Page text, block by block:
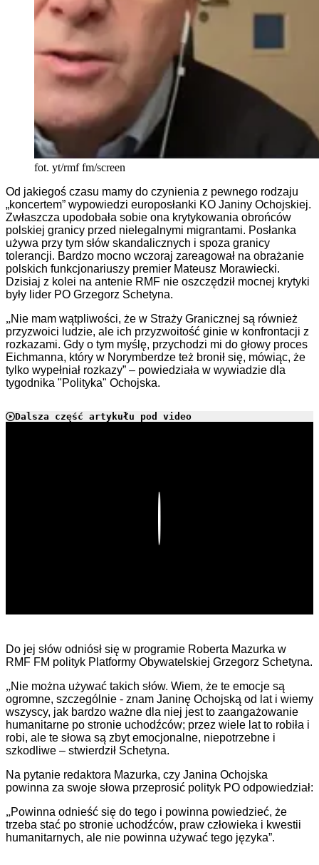
fot. yt/rmf fm/screen
Od jakiegoś czasu mamy do czynienia z pewnego rodzaju
„koncertem” wypowiedzi europosłanki KO Janiny Ochojskiej.
Zwłaszcza upodobała sobie ona krytykowania obrońców
polskiej granicy przed nielegalnymi migrantami. Posłanka
używa przy tym słów skandalicznych i spoza granicy
tolerancji. Bardzo mocno wczoraj zareagował na obrażanie
polskich funkcjonariuszy premier Mateusz Morawiecki.
Dzisiaj z kolei na antenie RMF nie oszczędził mocnej krytyki
były lider PO Grzegorz Schetyna.
„Nie mam wątpliwości, że w Straży Granicznej są również
przyzwoici ludzie, ale ich przyzwoitość ginie w konfrontacji z
rozkazami. Gdy o tym myślę, przychodzi mi do głowy proces
Eichmanna, który w Norymberdze też bronił się, mówiąc, że
tylko wypełniał rozkazy” – powiedziała w wywiadzie dla
tygodnika "Polityka" Ochojska.
Dalsza część artykułu pod video
Do jej słów odniósł się w programie Roberta Mazurka w
RMF FM polityk Platformy Obywatelskiej Grzegorz Schetyna.
„Nie można używać takich słów. Wiem, że te emocje są
ogromne, szczególnie - znam Janinę Ochojską od lat i wiemy
wszyscy, jak bardzo ważne dla niej jest to zaangażowanie
humanitarne po stronie uchodźców; przez wiele lat to robiła i
robi, ale te słowa są zbyt emocjonalne, niepotrzebne i
szkodliwe – stwierdził Schetyna.
Na pytanie redaktora Mazurka, czy Janina Ochojska
powinna za swoje słowa przeprosić polityk PO odpowiedział:
„Powinna odnieść się do tego i powinna powiedzieć, że
trzeba stać po stronie uchodźców, praw człowieka i kwestii
humanitarnych, ale nie powinna używać tego języka”.